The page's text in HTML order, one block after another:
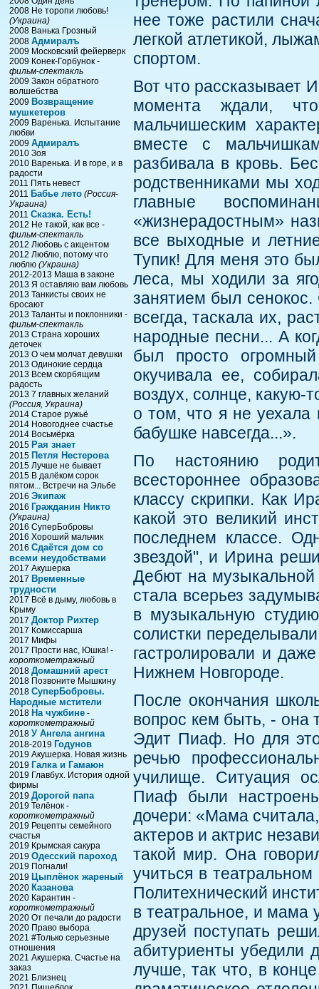
2008 Не торопи любовь!
(Украина)
2008 Ванька Грозный
2008 Адмиралъ
2009 Московский фейерверк
2009 Конек-Горбунок -
фильм-спектакль
2009 Закон обратного
волшебства
2009 Возвращение
мушкетеров
2009 Варенька. Испытание
любви
2009 Адмиралъ
2010 Зоя
2010 Варенька. И в горе, и в
радости
2011 Пять невест
2011 Бабье лето(Россия-
Украина)
2011 Сказка. Есть!
2012 Не такой, как все -
фильм-спектакль
2012 Любовь с акцентом
2012 Люблю, потому что
люблю (Украина)
2012-2013 Маша в законе
2013 Я оставляю вам любовь
2013 Танкисты своих не
бросают
2013 Таланты и поклонники -
фильм-спектакль
2013 Страна хороших
деточек
2013 О чем молчат девушки
2013 Одинокие сердца
2013 Всем скорбящим
радость
2013 7 главных желаний
(Россия, Украина)
2014 Старое ружьё
2014 Новогоднее счастье
2014 Восьмёрка
2015 Рая знает
2015 Петля Нестерова
2015 Лучше не бывает
2015 В далёком сорок
пятом... Встречи на Эльбе
2016 Экипаж
2016 Гражданин Никто
(Украина)
2016 СуперБобровы
2016 Хороший мальчик
2016 Сдаётся дом со
всеми неудобствами
2017 Акушерка
2017 Временные
трудности
2017 Всё в дыму, любовь в
Крыму
2017 Доктор Рихтер
2017 Комиссарша
2017 Мифы
2017 Прости нас, Юшка! -
короткометражный
2018 Домашний арест
2018 Позвоните Мышкину
2018 СуперБобровы.
Народные мстители
2018 На чужбине-
короткометражный
2018 У Ангела ангина
2018-2019 Годунов
2019 Акушерка. Новая жизнь
2019 Галка и Гамаюн
2019 Главбух. История одной
фирмы
2019 Дорогой папа
2019 Телёнок -
короткометражный
2019 Рецепты семейного
счастья
2019 Крымская сакура
2019 Одесский пароход
2019 Погнали!
2019 Цыплёнок жареный
2020 Казанова
2020 Карантин -
короткометражный
2020 От печали до радости
2020 Право выбора
2021 #Только серьезные
отношения
2021 Акушерка. Счастье на
заказ
2021 Близнец
нее тоже растили
легкой атлетикой,
спортом.
Вот что рассказывает
момента ждали,
мальчишеским
вместе с
разбивала в кровь.
родственниками мы
главные
«жизнерадостным»
все выходные и
Тупик! Для меня это
леса, мы ходили за
занятием был
всегда, таскала их,
народные песни... А
был просто
окучивала ее,
воздух, солнце, какую-
о том, что я не уехала
бабушке навсегда...».
По настоянию
всестороннее
классу скрипки. Как
какой это великий
последнем классе.
звездой", и Ирина
Дебют на музыкальной
стала всерьез
в музыкальную
солистки
гастролировали и
Нижнем Новгороде.
После окончания
вопрос кем быть, - она
Эдит Пиаф. Но для
речью
училище. Ситуация
Пиаф были
дочери: «Мама
актеров и актрис
такой мир. Она
учиться в
Политехнический
в театральное, и мама
друзей поступать
абитуриенты убедили
лучше, так что, в